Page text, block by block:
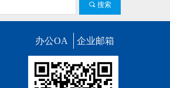
끠 搜索
办公OA 企业邮箱